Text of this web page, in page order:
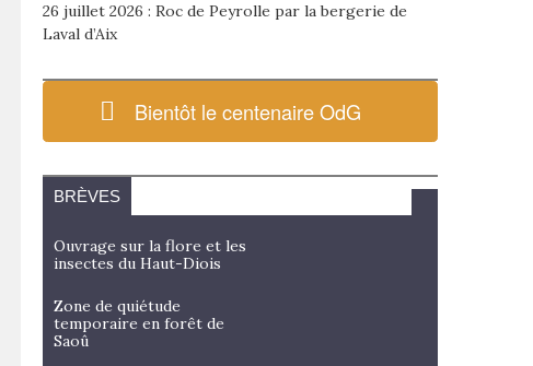
26 juillet 2026 : Roc de Peyrolle par la bergerie de
Laval d’Aix
Bientôt le centenaire OdG
BRÈVES
Ouvrage sur la flore et les
insectes du Haut-Diois
Zone de quiétude
temporaire en forêt de
Saoû